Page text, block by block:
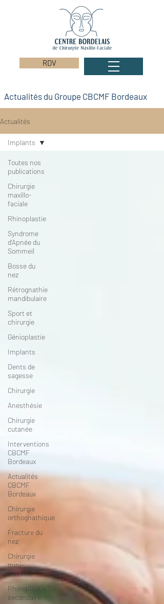
RDV
Actualités du Groupe CBCMF Bordeaux
Actualités
Toutes nos
publications
Chirurgie
maxillo-
faciale
Rhinoplastie
Syndrome
d'Apnée du
Sommeil
Bosse du
nez
Rétrognathie
mandibulaire
Sport et
chirurgie
Génioplastie
Implants
Dents de
sagesse
Chirurgie
Anesthésie
Chirurgie
cutanée
Interventions
CBCMF
Bordeaux
Actualités
CBCMF
Bordeaux
Chirurgie
orthognathique
Fracture du
nez
Chirurgie
mini-
invasive
Rhinoplastie
secondaire
Implants